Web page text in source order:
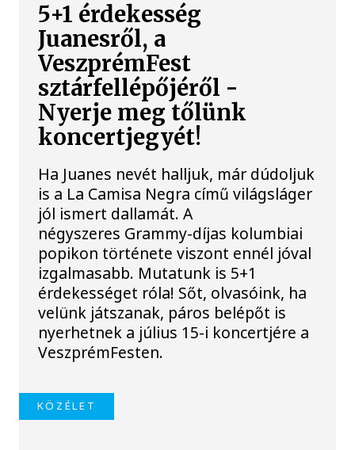
5+1 érdekesség
Juanesről, a
VeszprémFest
sztárfellépőjéről -
Nyerje meg tőlünk
koncertjegyét!
Ha Juanes nevét halljuk, már dúdoljuk
is a La Camisa Negra című világsláger
jól ismert dallamát. A
négyszeres Grammy-díjas kolumbiai
popikon története viszont ennél jóval
izgalmasabb. Mutatunk is 5+1
érdekességet róla! Sőt, olvasóink, ha
velünk játszanak, páros belépőt is
nyerhetnek a július 15-i koncertjére a
VeszprémFesten.
KÖZÉLET